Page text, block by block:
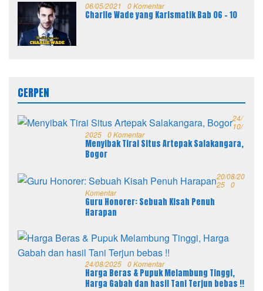
06/05/2021 0 Komentar
Charlie Wade yang Karismatik Bab 06 – 10
CERPEN
24/
10/
2025 0 Komentar
Menyibak Tirai Situs Artepak Salakangara,
Bogor
20/08/20
25 0
Komentar
Guru Honorer: Sebuah Kisah Penuh
Harapan
24/08/2025 0 Komentar
Harga Beras & Pupuk Melambung Tinggi,
Harga Gabah dan hasil Tani Terjun bebas !!